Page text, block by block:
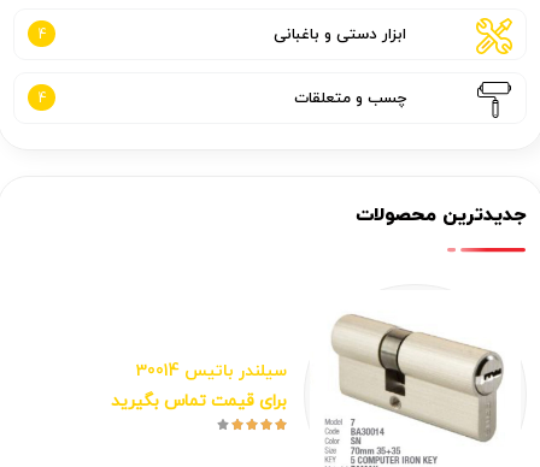
ابزار دستی و باغبانی 4
چسب و متعلقات 4
جدیدترین محصولات
سیلندر باتیس 30014
برای قیمت تماس بگیرید




